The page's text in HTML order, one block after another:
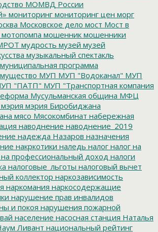
МОМВД России
мониторинг мониторинг цен морг
Московское дело мост Мост в
мотопомпа мошенник мошенники
мудрость музей музей
музыкальный спектакль
муниципальная программа
МУП МУП "Водоканал" МУП
"ПАТП" МУП "Транспортная компания
Мусульманская община МФЦ
мэрия мэрия Биробиджана
мясо Мясокомбинат набережная
наводнение наводнение_2019
надежда Назаров назначения
накркотики наледь налог налог на
на профессиональный доход налоги
налоговые_льготы налоговый вычет
коллектор наркозависимость
наркомания наркосодержащие
нарушение прав инвалидов
и покоя нарушения пожарной
население насосная станция Наталья
Ливант национальный рейтинг